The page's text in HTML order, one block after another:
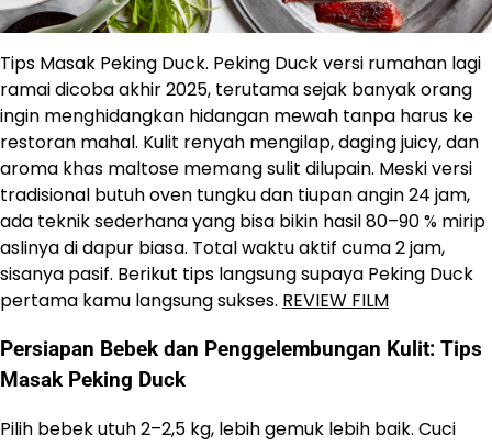
Tips Masak Peking Duck. Peking Duck versi rumahan lagi
ramai dicoba akhir 2025, terutama sejak banyak orang
ingin menghidangkan hidangan mewah tanpa harus ke
restoran mahal. Kulit renyah mengilap, daging juicy, dan
aroma khas maltose memang sulit dilupain. Meski versi
tradisional butuh oven tungku dan tiupan angin 24 jam,
ada teknik sederhana yang bisa bikin hasil 80–90 % mirip
aslinya di dapur biasa. Total waktu aktif cuma 2 jam,
sisanya pasif. Berikut tips langsung supaya Peking Duck
pertama kamu langsung sukses. REVIEW FILM
Persiapan Bebek dan Penggelembungan Kulit: Tips
Masak Peking Duck
Pilih bebek utuh 2–2,5 kg, lebih gemuk lebih baik. Cuci